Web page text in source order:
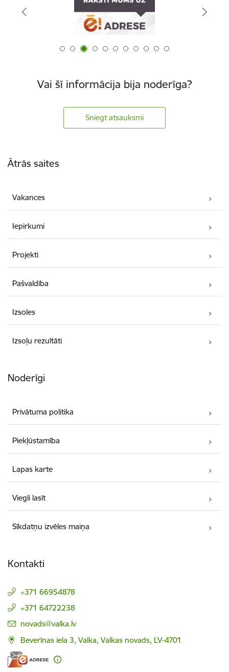
Vai šī informācija bija noderīga?
Sniegt atsauksmi
Ātrās saites
Vakances
Iepirkumi
Projekti
Pašvaldība
Izsoles
Izsoļu rezultāti
Noderīgi
Privātuma politika
Piekļūstamība
Lapas karte
Viegli lasīt
Sīkdatņu izvēles maiņa
Kontakti
+371 66954878
+371 64722238
E-pasts:
novads@valka.lv
Beverīnas iela 3, Valka, Valkas novads, LV-4701